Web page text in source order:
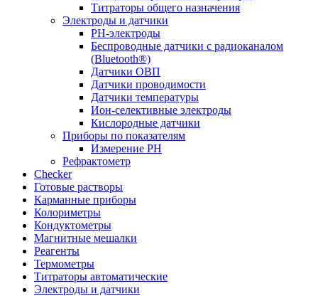
Титраторы общего назначения
Электроды и датчики
PH-электроды
Беспроводные датчики с радиоканалом
(Bluetooth®)
Датчики ОВП
Датчики проводимости
Датчики температуры
Ион-селективные электроды
Кислородные датчики
Приборы по показателям
Измерение PH
Рефрактометр
Checker
Готовые растворы
Карманные приборы
Колориметры
Кондуктометры
Магнитные мешалки
Реагенты
Термометры
Титраторы автоматические
Электроды и датчики